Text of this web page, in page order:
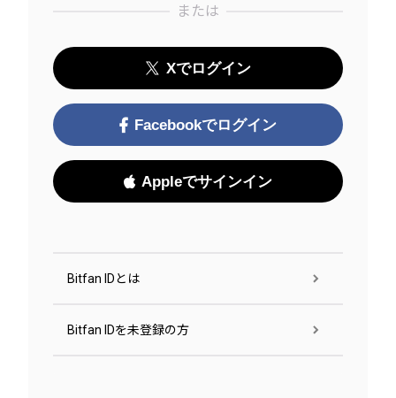
または
Xでログイン
Facebookでログイン
Appleでサインイン
Bitfan IDとは
Bitfan IDを未登録の方